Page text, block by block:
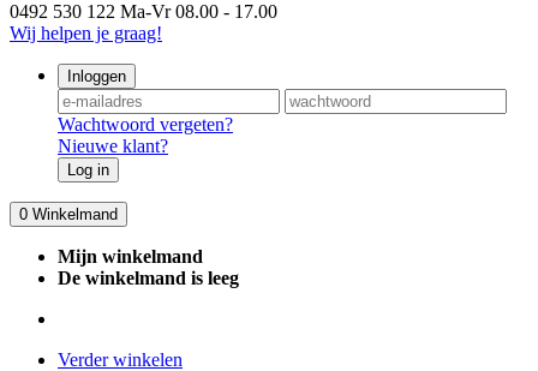
0492 530 122 Ma-Vr 08.00 - 17.00
Wij helpen je graag!
Inloggen
Wachtwoord vergeten?
Nieuwe klant?
Log in
0 Winkelmand
Mijn winkelmand
De winkelmand is leeg
Verder winkelen